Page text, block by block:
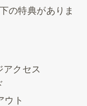
の特典がありま
クセス
ウト